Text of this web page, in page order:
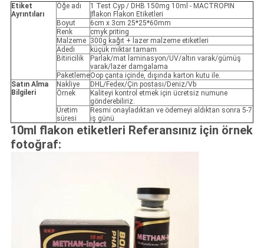
Etiket
Ayrıntıları
Öğe adı
1 Test Cyp / DHB 150mg 10ml - MACTROPIN
|flakon Flakon Etiketleri
Boyut
6cm x 3cm 25*25*60mm
Renk
cmyk priting
Malzeme 300g kağıt + lazer malzeme etiketleri
Adedi
küçük miktar tamam
Bitiricilik
Parlak/mat laminasyon/UV/altın varak/gümüş
varak/lazer damgalama
PaketlemeOop çanta içinde, dışında karton kutu ile.
Satın Alma
Bilgileri
Nakliye
DHL/Fedex/Çin postası/Deniz/Vb
Örnek
Kaliteyi kontrol etmek için ücretsiz numune
gönderebiliriz.
Üretim
süresi
Resmi onayladıktan ve ödemeyi aldıktan sonra 5-7
iş günü
10ml flakon etiketleri Referansınız için örnek
fotoğraf: